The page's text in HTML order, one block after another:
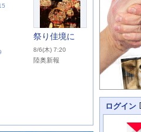
祭り佳境に
8/6(木) 7:20
陸奥新報
個
人
ログイン
あ
た
の
ス